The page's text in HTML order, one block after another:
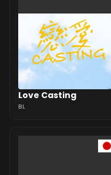
Love Casting
BL